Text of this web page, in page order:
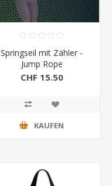
Springseil mit Zähler -
Jump Rope
CHF 15.50
KAUFEN